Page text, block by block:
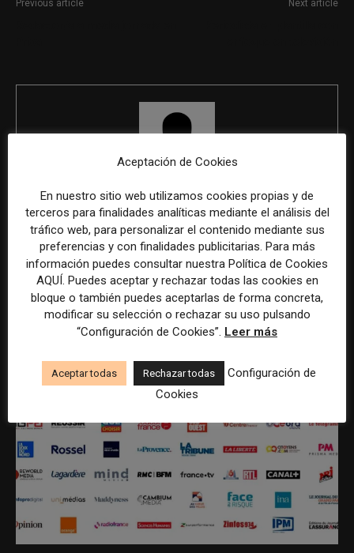
Previous article Next article
REDACCIÓN
ÚLTIMOS ARTÍCULOS
Aceptación de Cookies
En nuestro sitio web utilizamos cookies propias y de
terceros para finalidades analíticas mediante el análisis del
tráfico web, para personalizar el contenido mediante sus
preferencias y con finalidades publicitarias. Para más
información puedes consultar nuestra Política de Cookies
AQUÍ. Puedes aceptar y rechazar todas las cookies en
bloque o también puedes aceptarlas de forma concreta,
modificar su selección o rechazar su uso pulsando
“Configuración de Cookies”. Leer más
Aceptar todas Rechazar todas
Configuración de
Cookies